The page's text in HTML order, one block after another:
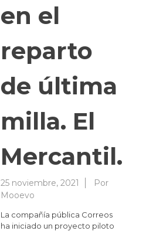
en el
reparto
de última
milla. El
Mercantil.
25 noviembre, 2021
Por
Mooevo
La compañía pública Correos
ha iniciado un proyecto piloto